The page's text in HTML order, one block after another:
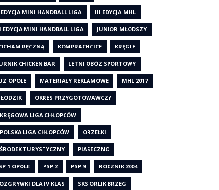
MINI HANDBALL LIGA III EDYCJA MHL
EDYCJA MINI HANDBALL LIGA JUNIOR MŁODSZY
RĘCZNĄ KOMPRACHCICE KRĘGLE
CHICKEN BAR LETNI OBÓZ SPORTOWY
OPOLE MATERIAŁY REKLAMOWE MHL 2017
OKRES PRZYGOTOWAWCZY
LIGA CHŁOPCÓW
LIGA CHŁOPCÓW ORZEŁKI
TURYSTYCZNY PIASECZNO
1 OPOLE PSP 2 PSP 9 ROCZNIK 2004
DLA IV KLAS SKS ORLIK BRZEG